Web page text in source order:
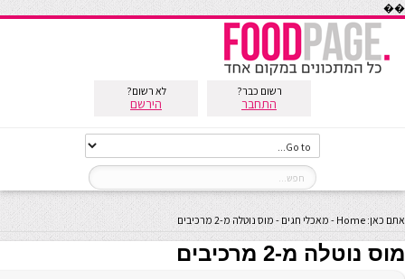
��
רשום כבר?
התחבר
לא רשום?
הירשם
אתם כאן: Home
- מאכלי חגים - מוס נוטלה מ-2 מרכיבים
מוס נוטלה מ-2 מרכיבים